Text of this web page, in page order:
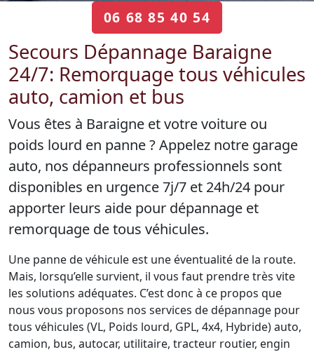
06 68 85 40 54
Secours Dépannage Baraigne
24/7: Remorquage tous véhicules
auto, camion et bus
Vous êtes à Baraigne et votre voiture ou
poids lourd en panne ? Appelez notre garage
auto, nos dépanneurs professionnels sont
disponibles en urgence 7j/7 et 24h/24 pour
apporter leurs aide pour dépannage et
remorquage de tous véhicules.
Une panne de véhicule est une éventualité de la route.
Mais, lorsqu’elle survient, il vous faut prendre très vite
les solutions adéquates. C’est donc à ce propos que
nous vous proposons nos services de dépannage pour
tous véhicules (VL, Poids lourd, GPL, 4x4, Hybride) auto,
camion, bus, autocar, utilitaire, tracteur routier, engin